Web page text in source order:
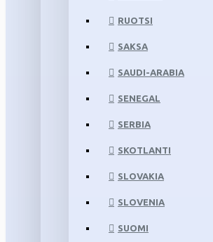
RUOTSI
SAKSA
SAUDI-ARABIA
SENEGAL
SERBIA
SKOTLANTI
SLOVAKIA
SLOVENIA
SUOMI